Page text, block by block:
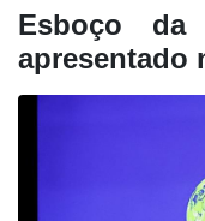
Esboço
apresentado